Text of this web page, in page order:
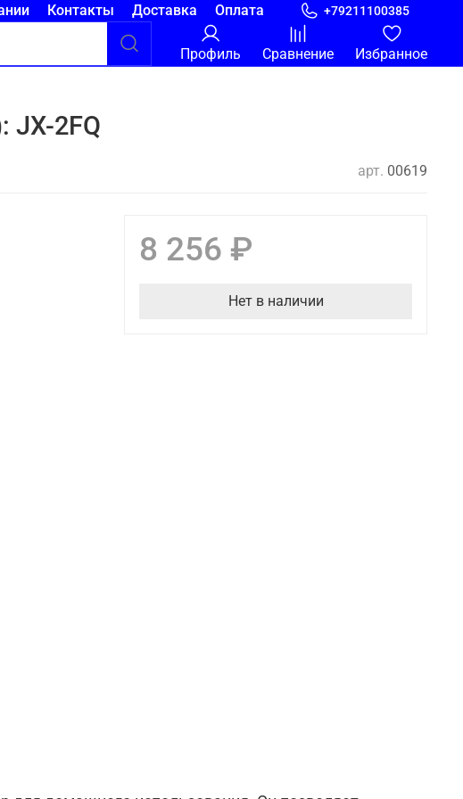
Контакты Доставка Оплата +79211100385
Профиль Сравнение Избранное
JX-2FQ
арт. 00619
8 256 ₽
Нет в наличии